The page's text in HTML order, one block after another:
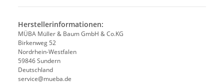
Herstellerinformationen:
MÜBA Müller & Baum GmbH & Co.KG
Birkenweg 52
Nordrhein-Westfalen
59846 Sundern
Deutschland
service@mueba.de